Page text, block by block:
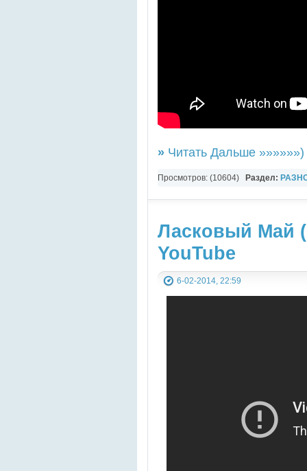
» Читать Дальше »»»»»»)
Просмотров: (10604) Раздел:
Ласковый Май (
YouTube
6-02-2014, 22:59